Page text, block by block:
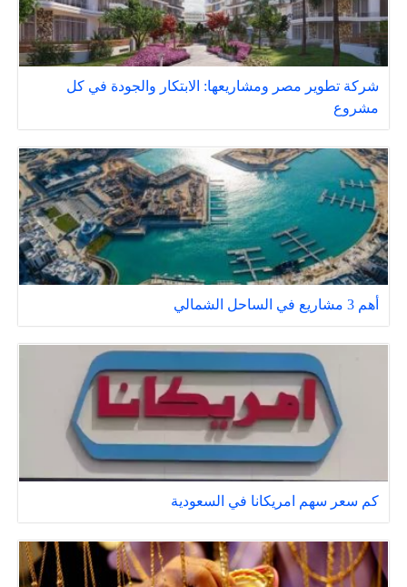
شركة تطوير مصر ومشاريعها: الابتكار والجودة في كل
مشروع
أهم 3 مشاريع في الساحل الشمالي
كم سعر سهم امريكانا في السعودية